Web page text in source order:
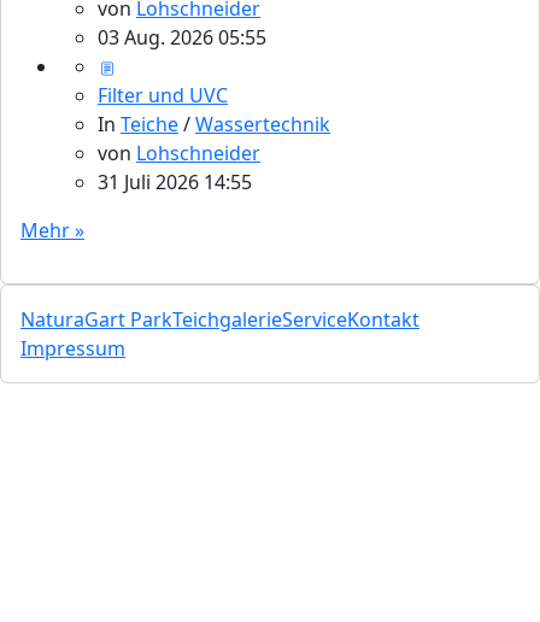
von Lohschneider
03 Aug. 2026 05:55
Filter und UVC
In Teiche/Wassertechnik
von Lohschneider
31 Juli 2026 14:55
Mehr »
NaturaGart ParkTeichgalerieServiceKontakt
Impressum